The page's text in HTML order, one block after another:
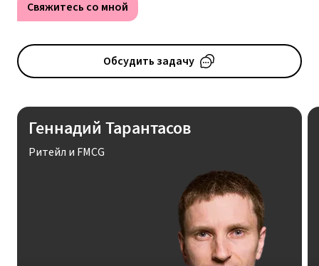
Свяжитесь со мной
Обсудить задачу
Геннадий Тарантасов
Ритейл и FMCG